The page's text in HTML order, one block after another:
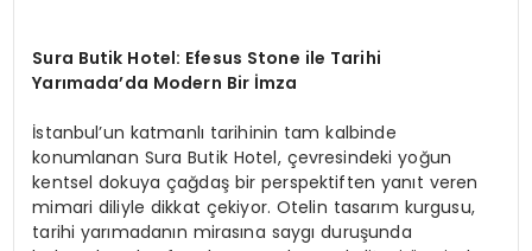
Sura Butik Hotel: Efesus Stone ile Tarihi
Yarımada’da Modern Bir İmza
İstanbul’un katmanlı tarihinin tam kalbinde
konumlanan Sura Butik Hotel, çevresindeki yoğun
kentsel dokuya çağdaş bir perspektiften yanıt veren
mimari diliyle dikkat çekiyor. Otelin tasarım kurgusu,
tarihi yarımadanın mirasına saygı duruşunda